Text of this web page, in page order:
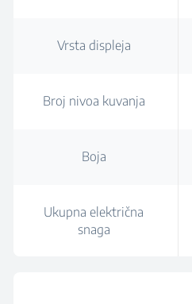
Vrsta displeja
Broj nivoa kuvanja
Boja
Ukupna električna
snaga